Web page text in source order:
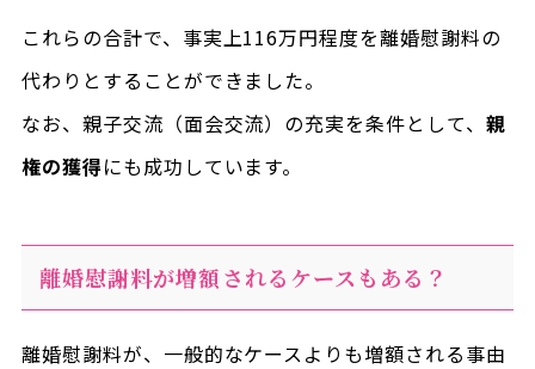
これらの合計で、事実上116万円程度を離婚慰謝料の
代わりとすることができました。
なお、親子交流（面会交流）の充実を条件として、親
権の獲得にも成功しています。
離婚慰謝料が増額されるケースもある？
離婚慰謝料が、一般的なケースよりも増額される事由